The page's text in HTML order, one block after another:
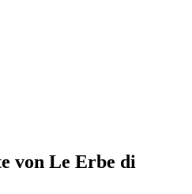
von Le Erbe di